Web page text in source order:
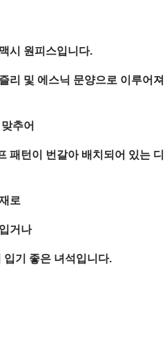
시 원피스입니다.
리 및 에스닉 문양으로 이루어져
추어
패턴이 번갈아 배치되어 있는 디
로
거나
입기 좋은 녀석입니다.